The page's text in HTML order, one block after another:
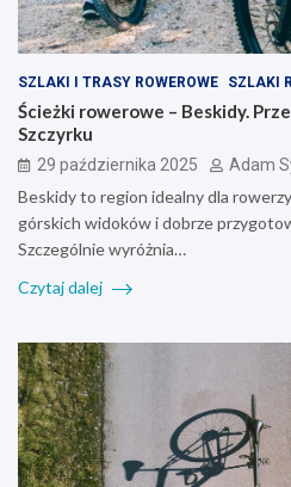
SZLAKI I TRASY ROWEROWE SZLAKI
Ścieżki rowerowe – Beskidy.
Szczyrku
29 października 2025 Adam
Beskidy to region idealny dla
górskich widoków i dobrze
Szczególnie wyróżnia…
Czytaj dalej